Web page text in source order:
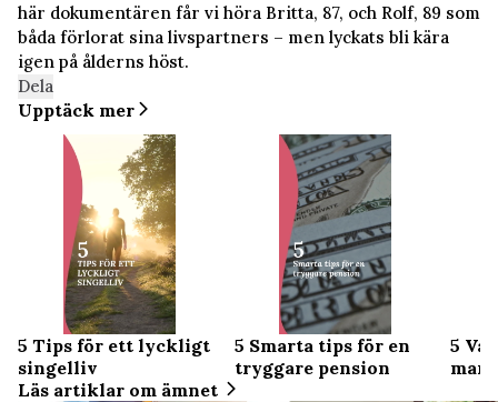
här dokumentären får vi höra Britta, 87, och Rolf, 89 som
båda förlorat sina livspartners – men lyckats bli kära
igen på ålderns höst.
Dela
Upptäck mer
5 Tips för ett lyckligt
singelliv
5 Smarta tips för en
tryggare pension
5
Läs artiklar om ämnet